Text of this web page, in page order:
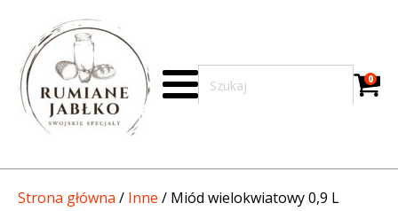
0
Strona główna / Inne / Miód wielokwiatowy 0,9 L